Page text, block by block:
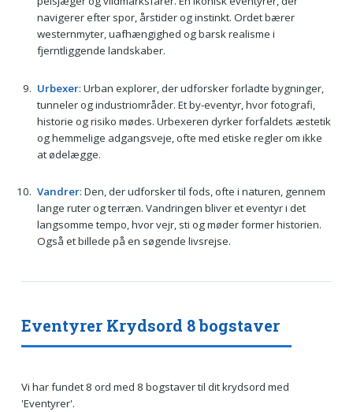
navigerer efter spor, årstider og instinkt. Ordet bærer
westernmyter, uafhængighed og barsk realisme i
fjerntliggende landskaber.
Urbexer: Urban explorer, der udforsker forladte bygninger,
tunneler og industriområder. Et by-eventyr, hvor fotografi,
historie og risiko mødes. Urbexeren dyrker forfaldets æstetik
og hemmelige adgangsveje, ofte med etiske regler om ikke
at ødelægge.
Vandrer: Den, der udforsker til fods, ofte i naturen, gennem
lange ruter og terræn. Vandringen bliver et eventyr i det
langsomme tempo, hvor vejr, sti og møder former historien.
Også et billede på en søgende livsrejse.
Eventyrer Krydsord 8 bogstaver
Vi har fundet 8 ord med 8 bogstaver til dit krydsord med
'Eventyrer'.